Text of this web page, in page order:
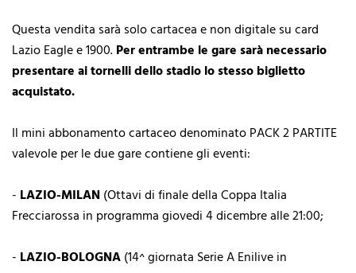
Questa vendita sarà solo cartacea e non digitale su card
Lazio Eagle e 1900.Per entrambe le gare sarà necessario
presentare ai tornelli dello stadio lo stesso biglietto
acquistato.
Il mini abbonamento cartaceo denominato PACK 2 PARTITE
valevole per le due gare contiene gli eventi:
- LAZIO-MILAN(Ottavi di finale della Coppa Italia
Frecciarossa in programma giovedi 4 dicembre alle 21:00;
- LAZIO-BOLOGNA(14^ giornata Serie A Enilive in